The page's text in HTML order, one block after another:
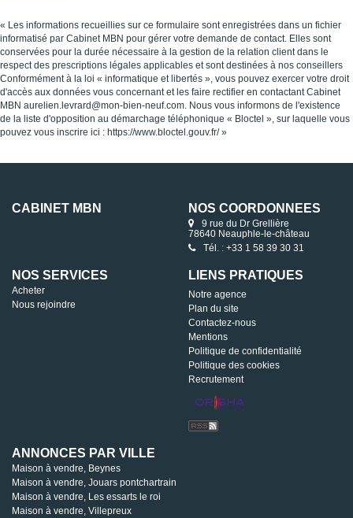
« Les informations recueillies sur ce formulaire sont enregistrées dans un fichier
informatisé par Cabinet MBN pour gérer votre demande de contact. Elles sont
conservées pour la durée nécessaire à la gestion de la relation client dans le
respect des prescriptions légales applicables et sont destinées à nos conseillers
Conformément à la loi « informatique et libertés », vous pouvez exercer votre droit
d'accès aux données vous concernant et les faire rectifier en contactant Cabinet
MBN aurelien.levrard@mon-bien-neuf.com. Nous vous informons de l'existence
de la liste d'opposition au démarchage téléphonique « Bloctel », sur laquelle vous
pouvez vous inscrire ici : https://www.bloctel.gouv.fr/»
CABINET MBN NOS COORDONNÉES
9 rue du Dr Grellière
78640 Neauphle-le-château
Tél. : +33 1 58 39 30 31
NOS SERVICES
Acheter
Nous rejoindre
LIENS PRATIQUES
Notre agence
Plan du site
Contactez-nous
Mentions
Politique de confidentialité
Politique des cookies
Recrutement
ANNONCES PAR VILLE
Maison à vendre, Beynes
Maison à vendre, Jouars pontchartrain
Maison à vendre, Les essarts le roi
Maison à vendre, Villepreux